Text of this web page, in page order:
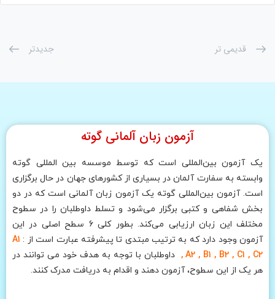
قدیمی تر جدیدتر
آزمون زبان آلمانی گوته
یک آزمون بین‌المللی است که توسط موسسه بین المللی گوته
وابسته به سفارت آلمان در بسیاری از کشورهای جهان در حال برگزاری
است. آزمون بین‌المللی گوته یک آزمون زبان آلمانی است که در دو
بخش شفاهی و کتبی برگزار می‌شود و تسلط داوطلبان را در سطوح
مختلف این زبان ارزیابی می‌کند. بطور کلی 6 سطح اصلی در این
آزمون وجود دارد که به ترتیب مبتدی تا پیشرفته عبارت است از : A1
, A2 , B1 , B2 , C1 , C2 داوطلبان با توجه به هدف خود می توانند در
هر یک از این سطوح، آزمون دهند و اقدام به دریافت مدرک کنند.